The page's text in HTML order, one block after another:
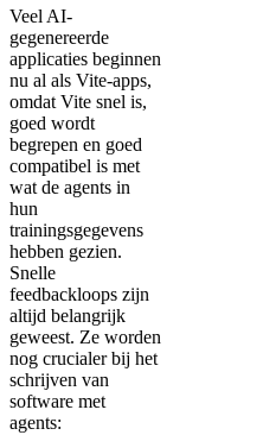
Veel AI-
gegenereerde
applicaties beginnen
nu al als Vite-apps,
omdat Vite snel is,
goed wordt
begrepen en goed
compatibel is met
wat de agents in
hun
trainingsgegevens
hebben gezien.
Snelle
feedbackloops zijn
altijd belangrijk
geweest. Ze worden
nog crucialer bij het
schrijven van
software met
agents: